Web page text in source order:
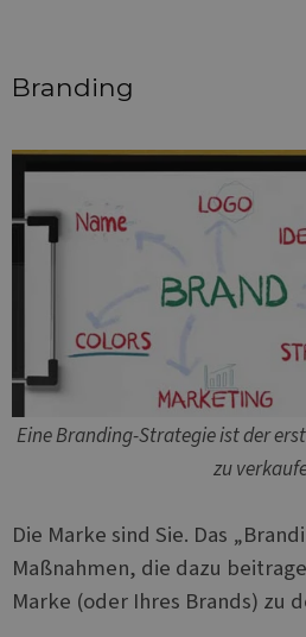
Branding
Eine Branding-Strategie ist der
zu
Die Marke sind Sie. Das
Maßnahmen, die dazu
Marke (oder Ihres Brands) zu